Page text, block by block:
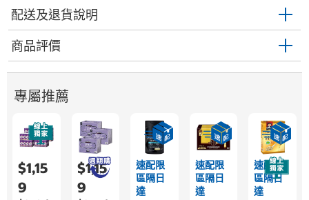
配送及退貨說明
商品評價
專屬推薦
$1,15
9
$1,15
9
速配限
區隔日
達
速配限
區隔日
達
速配限
區隔日
達